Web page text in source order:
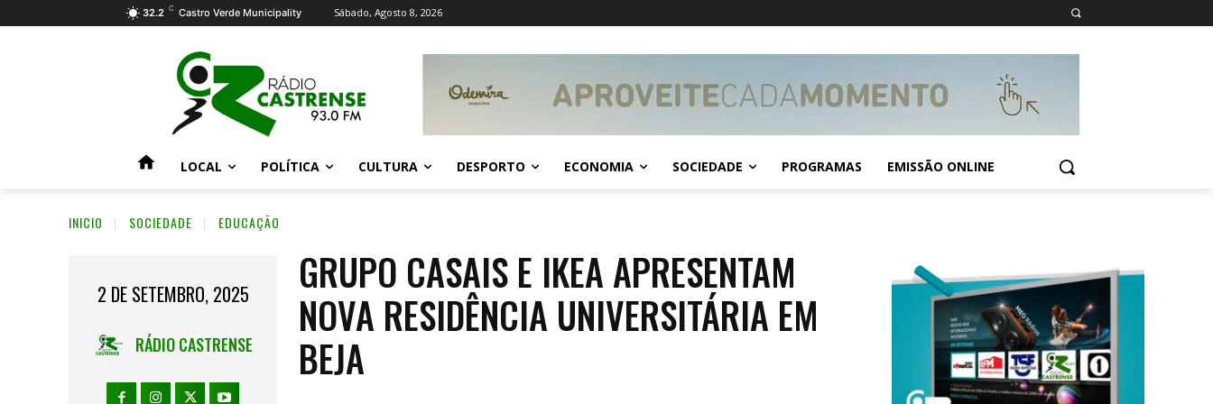
32.2 C Castro Verde Municipality Sábado, Agosto 8, 2026
LOCAL POLÍTICA CULTURA DESPORTO ECONOMIA SOCIEDADE PROGRAMAS EMISSÃO ONLINE
INICIO SOCIEDADE EDUCAÇÃO
2 DE SETEMBRO, 2025
RÁDIO CASTRENSE
GRUPO CASAIS E IKEA APRESENTAM
NOVA RESIDÊNCIA UNIVERSITÁRIA EM
BEJA